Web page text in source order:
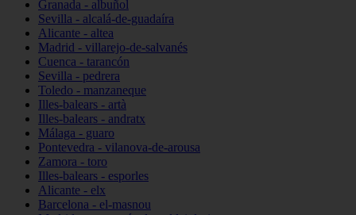
Granada - albuñol
Sevilla - alcalá-de-guadaíra
Alicante - altea
Madrid - villarejo-de-salvanés
Cuenca - tarancón
Sevilla - pedrera
Toledo - manzaneque
Illes-balears - artà
Illes-balears - andratx
Málaga - guaro
Pontevedra - vilanova-de-arousa
Zamora - toro
Illes-balears - esporles
Alicante - elx
Barcelona - el-masnou